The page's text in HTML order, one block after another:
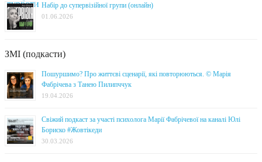
Набір до супервізійної групи (онлайн)
01.06.2026
ЗМІ (подкасти)
Пошуршимо? Про життєві сценарії, які повторюються. © Марія
Фабрічева з Танею Пилипччук
19.04.2026
Свіжий подкаст за участі психолога Марії Фабрічевої на каналі Юлі
Бориско #Жовтікеди
30.03.2026